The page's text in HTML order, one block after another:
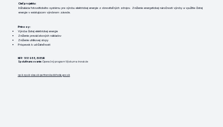
Cieľ projektu:
Inštalácia fotovoltického systému pre výrobu elektrickej energie z obnoviteľných zdrojov. Zníženie energetickej náročnosti výroby a využitie čistej
energie v existujúcom výrobnom závode.
Prínosy:
Výroba čistej elektrickej energie
Zníženie prevádzkových nákladov
Zníženie uhlíkovej stopy
Príspevok k udržateľnosti
NFP: 188 988,80 EUR
Spolufinancovanie: Operačný program Výskum a inovácie
op-kzp.sksiea.skpartnerskadohoda.gov.sk